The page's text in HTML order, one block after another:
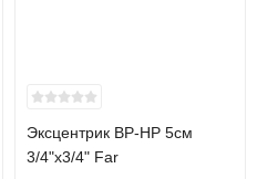
Эксцентрик ВР-НР 5см
3/4"х3/4" Far